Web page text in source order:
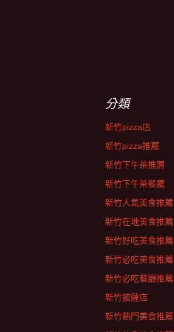
分類
新竹pizza店
新竹pizza推薦
新竹下午茶推薦
新竹下午茶餐廳
新竹人氣美食推薦
新竹在地美食推薦
新竹好吃美食推薦
新竹必吃美食推薦
新竹必吃餐廳推薦
新竹披薩店
新竹熱門美食推薦